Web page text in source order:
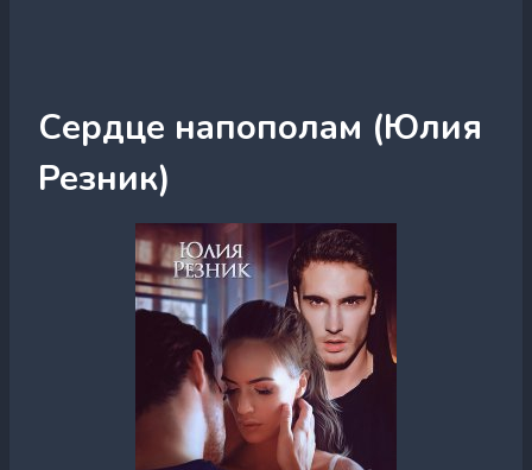
Сердце напополам (Юлия
Резник)